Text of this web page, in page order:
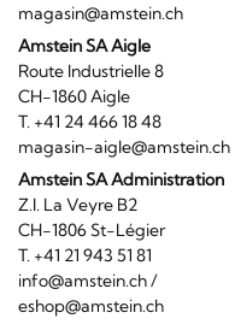
magasin@amstein.ch
Amstein SA Aigle
Route Industrielle 8
CH-1860 Aigle
T. +41 24 466 18 48
magasin-aigle@amstein.ch
Amstein SA Administration
Z.I. La Veyre B2
CH-1806 St-Légier
T. +41 21 943 51 81
info@amstein.ch/
eshop@amstein.ch